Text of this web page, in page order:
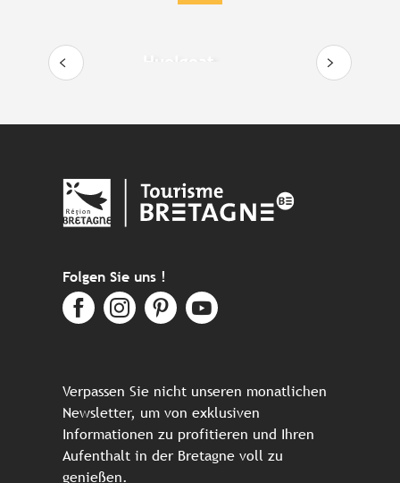
Folgen Sie uns !
Verpassen Sie nicht unseren monatlichen
Newsletter, um von exklusiven
Informationen zu profitieren und Ihren
Aufenthalt in der Bretagne voll zu
genießen.